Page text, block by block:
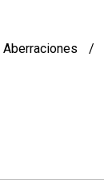
Aberraciones